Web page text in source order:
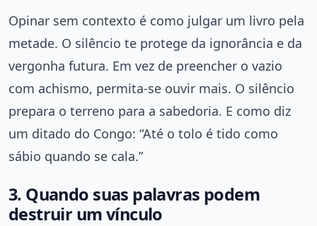
Opinar sem contexto é como julgar um livro pela
metade. O silêncio te protege da ignorância e da
vergonha futura. Em vez de preencher o vazio
com achismo, permita-se ouvir mais. O silêncio
prepara o terreno para a sabedoria. E como diz
um ditado do Congo: “Até o tolo é tido como
sábio quando se cala.”
3. Quando suas palavras podem
destruir um vínculo